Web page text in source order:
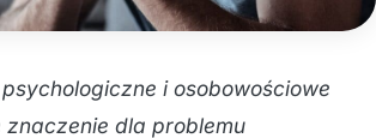
i osobowościowe
znaczenie dla problemu